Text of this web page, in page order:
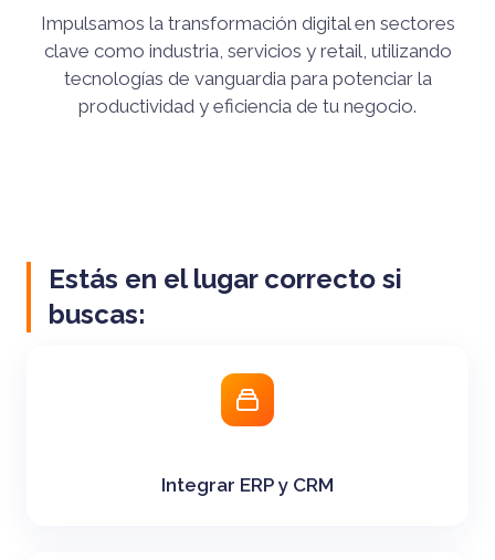
Impulsamos la transformación digital en sectores
clave como industria, servicios y retail, utilizando
tecnologías de vanguardia para potenciar la
productividad y eficiencia de tu negocio.
Estás en el lugar correcto si
buscas:
Integrar ERP y CRM